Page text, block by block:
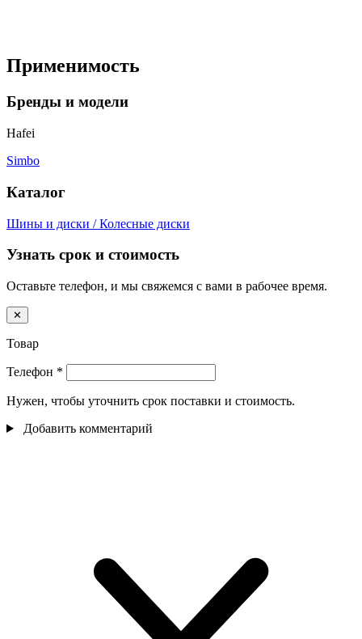
Применимость
Бренды и модели
Hafei
Simbo
Каталог
Шины и диски / Колесные диски
Узнать срок и стоимость
Оставьте телефон, и мы свяжемся с вами в рабочее время.
✕
Товар
Телефон *
Нужен, чтобы уточнить срок поставки и стоимость.
Добавить комментарий